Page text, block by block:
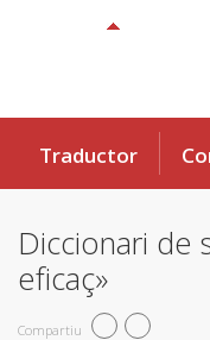
Traductor
Diccionari de
eficaç»
Compartiu